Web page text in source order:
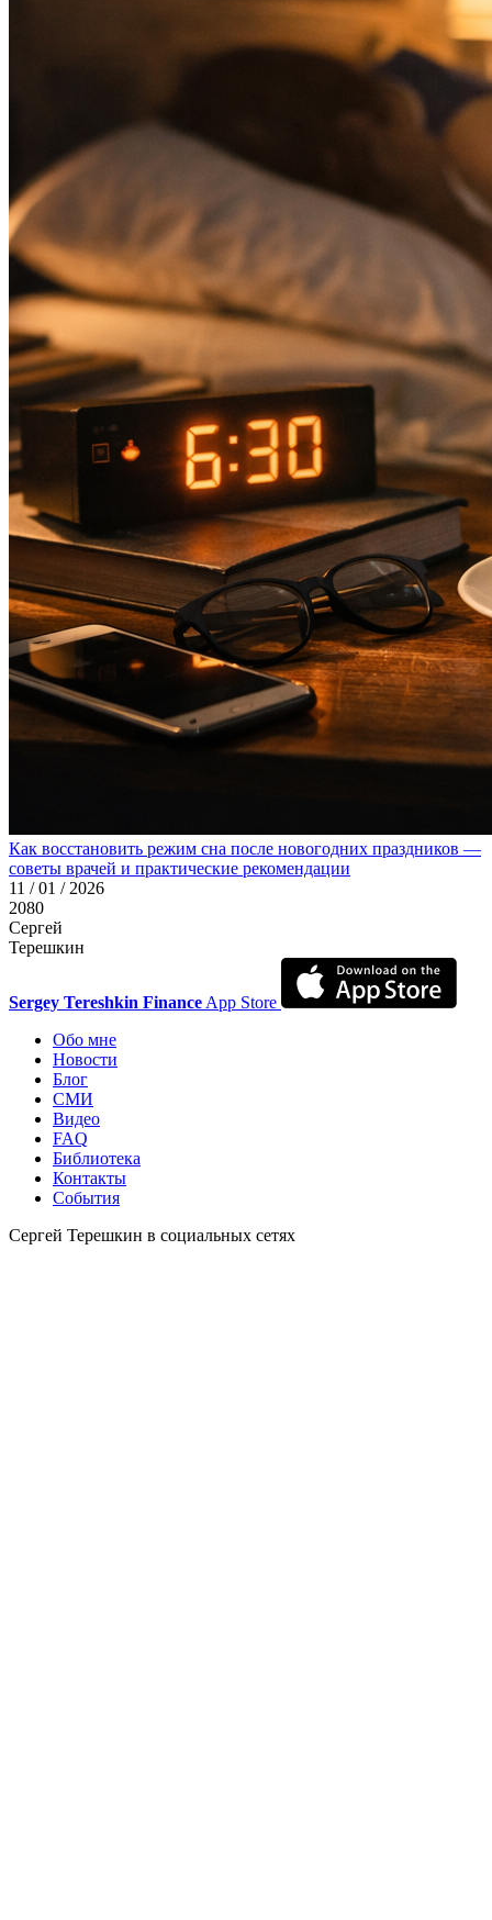
Как восстановить режим сна после новогодних праздников —
советы врачей и практические рекомендации
11 / 01 / 2026
2080
Сергей
Терешкин
Sergey Tereshkin FinanceApp Store
Обо мне
Новости
Блог
СМИ
Видео
FAQ
Библиотека
Контакты
События
Сергей Терешкин в социальных сетях